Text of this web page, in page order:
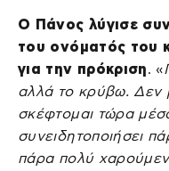
Ο Πάνος λύγισε
του ονόματός του
για την πρόκριση. «
αλλά το κρύβω. Δεν
σκέφτομαι τώρα
συνειδητοποιήσει
πάρα πολύ